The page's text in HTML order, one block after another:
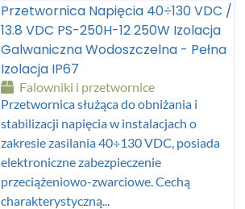
Przetwornica Napięcia 40÷130 VDC /
13.8 VDC PS-250H-12 250W Izolacja
Galwaniczna Wodoszczelna - Pełna
Izolacja IP67
Falowniki i przetwornice
Przetwornica służąca do obniżania i
stabilizacji napięcia w instalacjach o
zakresie zasilania 40÷130 VDC, posiada
elektroniczne zabezpieczenie
przeciążeniowo-zwarciowe. Cechą
charakterystyczną...